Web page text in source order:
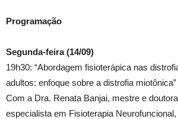
Programação
Segunda-feira (14/09)
19h30: “Abordagem fisioterápica nas
adultos: enfoque sobre a distrofia miotônica”
Com a Dra. Renata Banjai, mestre e
especialista em Fisioterapia